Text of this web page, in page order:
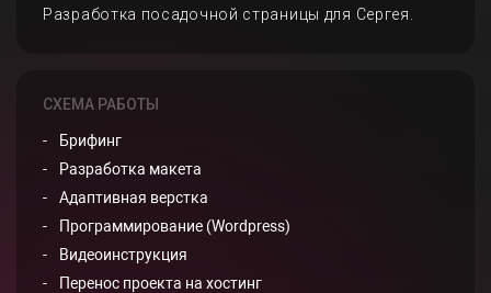
Разработка посадочной страницы для Сергея.
СХЕМА РАБОТЫ
Брифинг
Разработка макета
Адаптивная верстка
Программирование (Wordpress)
Видеоинструкция
Перенос проекта на хостинг